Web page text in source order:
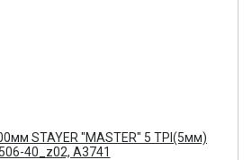
STAYER "MASTER" 5 TPI(5мм)
40_z02, А3741